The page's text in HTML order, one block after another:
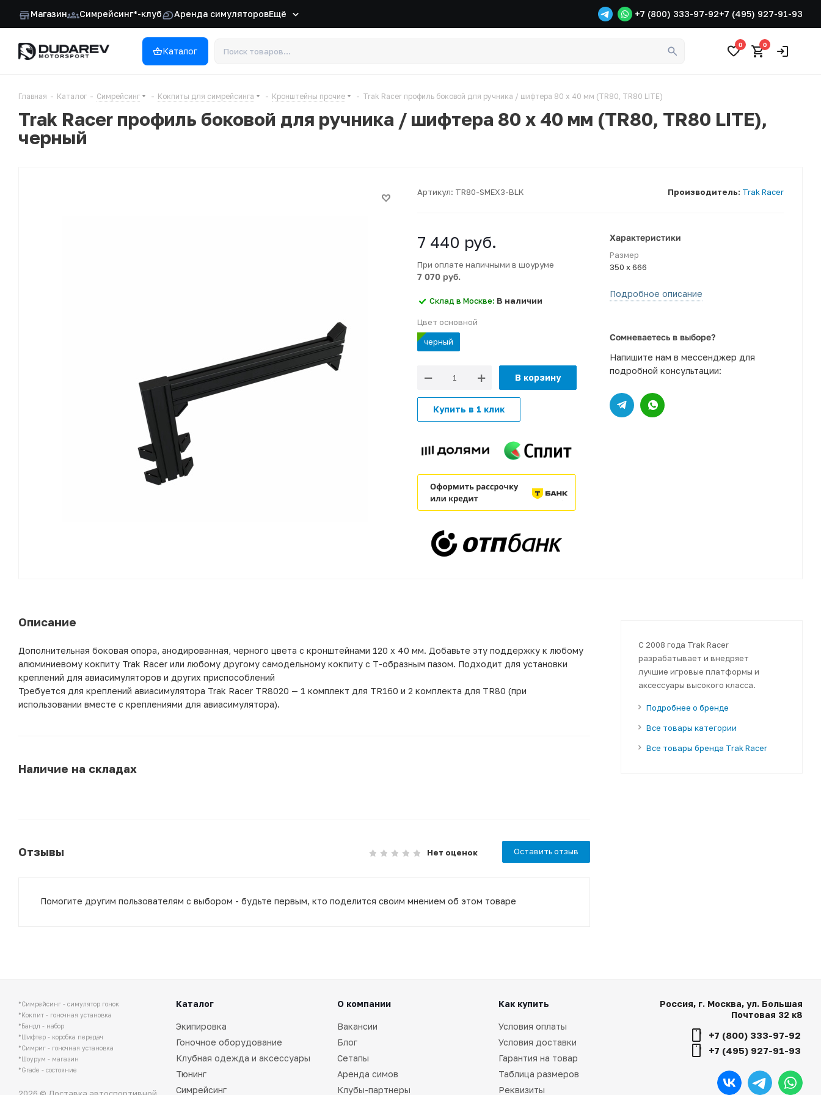
Магазин Симрейсинг*-клуб Аренда симуляторовЕщё +7 (800) 333-97-92+7 (495) 927-91-93
Каталог
0 0
Главная - Каталог - Симрейсинг - Кокпиты для симрейсинга - Кронштейны прочие - Trak Racer профиль боковой для ручника / шифтера 80 x 40 мм (TR80, TR80 LITE)
Trak Racer профиль боковой для ручника / шифтера 80 x 40 мм (TR80, TR80 LITE),
черный
Артикул: TR80-SMEX3-BLK Производитель: Trak Racer
7 440 руб.
При оплате наличными в шоуруме
7 070 руб.
Склад в Москве: В наличии
Цвет основной
черный
В корзину
Купить в 1 клик
Характеристики
Размер
350 x 666
Подробное описание
Сомневаетесь в выборе?
Напишите нам в мессенджер для
подробной консультации:
Описание
Дополнительная боковая опора, анодированная, черного цвета с кронштейнами 120 x 40 мм. Добавьте эту поддержку к любому
алюминиевому кокпиту Trak Racer или любому другому самодельному кокпиту с Т-образным пазом. Подходит для установки
креплений для авиасимуляторов и других приспособлений
Требуется для креплений авиасимулятора Trak Racer TR8020 — 1 комплект для TR160 и 2 комплекта для TR80 (при
использовании вместе с креплениями для авиасимулятора).
Наличие на складах
Отзывы Нет оценок Оставить отзыв
Помогите другим пользователям с выбором - будьте первым, кто поделится своим мнением об этом товаре
С 2008 года Trak Racer
разрабатывает и внедряет
лучшие игровые платформы и
аксессуары высокого класса.
Подробнее о бренде
Все товары категории
Все товары бренда Trak Racer
*Симрейсинг - симулятор гонок
*Кокпит - гоночная установка
*Бандл - набор
*Шифтер - коробка передач
*Симриг - гоночная установка
*Шоурум - магазин
*Grade - состояние
2026 © Доставка автоспортивной
Каталог
Экипировка
Гоночное оборудование
Клубная одежда и аксессуары
Тюнинг
Симрейсинг
О компании
Вакансии
Блог
Сетапы
Аренда симов
Клубы-партнеры
Как купить
Условия оплаты
Условия доставки
Гарантия на товар
Таблица размеров
Реквизиты
Россия, г. Москва, ул. Большая
Почтовая 32 к8
+7 (800) 333-97-92
+7 (495) 927-91-93